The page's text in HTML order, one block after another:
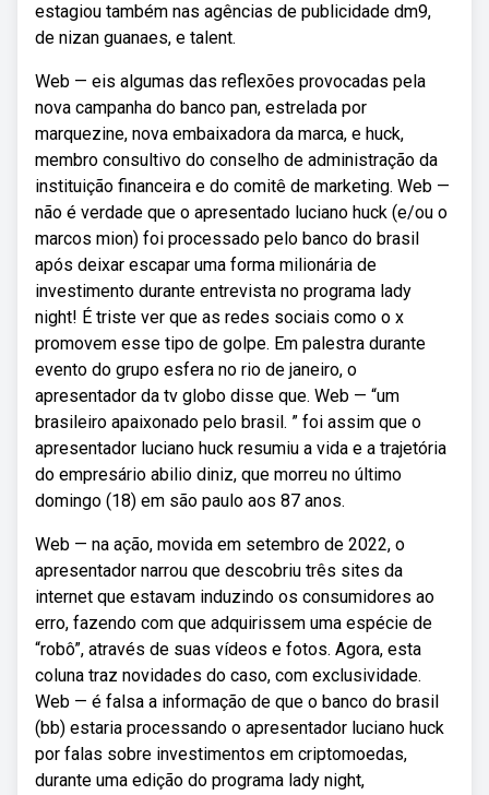
estagiou também nas agências de publicidade dm9,
de nizan guanaes, e talent.
Web — eis algumas das reflexões provocadas pela
nova campanha do banco pan, estrelada por
marquezine, nova embaixadora da marca, e huck,
membro consultivo do conselho de administração da
instituição financeira e do comitê de marketing. Web —
não é verdade que o apresentado luciano huck (e/ou o
marcos mion) foi processado pelo banco do brasil
após deixar escapar uma forma milionária de
investimento durante entrevista no programa lady
night! É triste ver que as redes sociais como o x
promovem esse tipo de golpe. Em palestra durante
evento do grupo esfera no rio de janeiro, o
apresentador da tv globo disse que. Web — “um
brasileiro apaixonado pelo brasil. ” foi assim que o
apresentador luciano huck resumiu a vida e a trajetória
do empresário abilio diniz, que morreu no último
domingo (18) em são paulo aos 87 anos.
Web — na ação, movida em setembro de 2022, o
apresentador narrou que descobriu três sites da
internet que estavam induzindo os consumidores ao
erro, fazendo com que adquirissem uma espécie de
“robô”, através de suas vídeos e fotos. Agora, esta
coluna traz novidades do caso, com exclusividade.
Web — é falsa a informação de que o banco do brasil
(bb) estaria processando o apresentador luciano huck
por falas sobre investimentos em criptomoedas,
durante uma edição do programa lady night,